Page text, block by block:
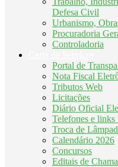
Defesa Civil
Urbanismo,
Procuradoria
Controladoria
Portal de
Nota Fiscal
Tributos Web
Licitações
Diário Oficial
Telefones e links
Troca de
Calendário 2026
Concursos
Editais de